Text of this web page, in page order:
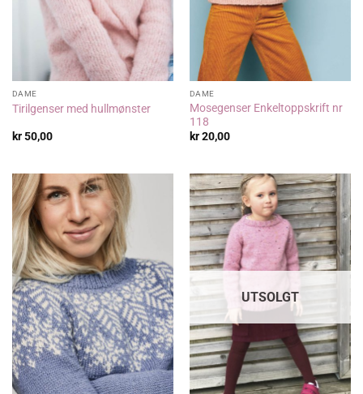
DAME
Tirilgenser med hullmønster
kr50,00
DAME
Mosegenser Enkeltoppskrift nr
118
kr20,00
UTSOLGT